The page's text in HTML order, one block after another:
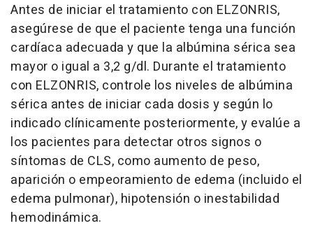
Antes de iniciar el tratamiento con ELZONRIS,
asegúrese de que el paciente tenga una función
cardíaca adecuada y que la albúmina sérica sea
mayor o igual a 3,2 g/dl. Durante el tratamiento
con ELZONRIS, controle los niveles de albúmina
sérica antes de iniciar cada dosis y según lo
indicado clínicamente posteriormente, y evalúe a
los pacientes para detectar otros signos o
síntomas de CLS, como aumento de peso,
aparición o empeoramiento de edema (incluido el
edema pulmonar), hipotensión o inestabilidad
hemodinámica.